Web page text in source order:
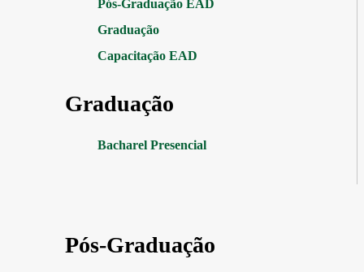
Pós-Graduação EAD
Graduação
Capacitação EAD
Graduação
Bacharel Presencial
Pós-Graduação